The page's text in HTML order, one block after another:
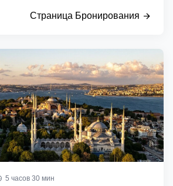
Страница Бронирования
5 часов 30 мин